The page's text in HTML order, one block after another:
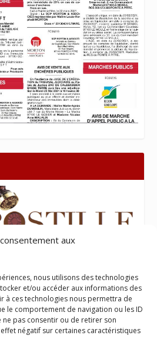
aux
nous utilisons des technologies
et/ou accéder aux informations des
à ces technologies nous permettra de
le comportement de navigation ou les ID
ne pas consentir ou de retirer son
négatif sur certaines caractéristiques